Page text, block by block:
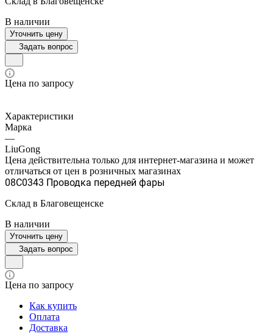
В наличии
Уточнить цену
Задать вопрос
Цена по запросу
Характеристики
Марка
—
LiuGong
Цена действительна только для интернет-магазина и может
отличаться от цен в розничных магазинах
08C0343 Проводка передней фары
Склад в Благовещенске
В наличии
Уточнить цену
Задать вопрос
Цена по запросу
Как купить
Оплата
Доставка